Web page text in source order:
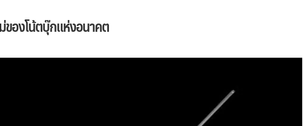
ของโน้ตบุ๊กแห่งอนาคต